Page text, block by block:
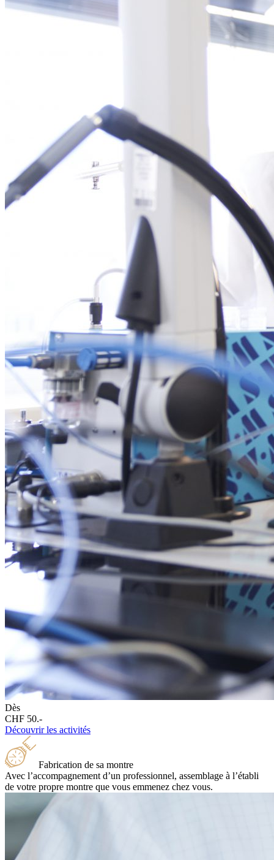
Dès
CHF 50.-
Découvrir les activités
Fabrication de sa montre
Avec l’accompagnement d’un professionnel, assemblage à l’établi
de votre propre montre que vous emmenez chez vous.